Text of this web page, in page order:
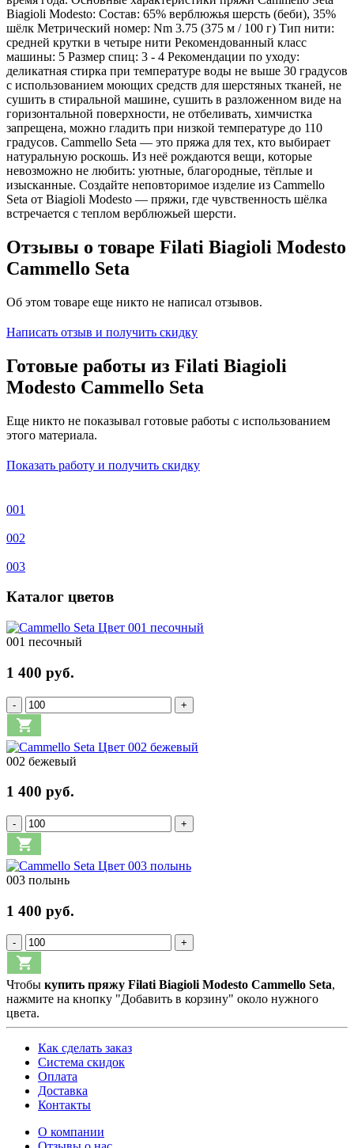
Biagioli Modesto: Состав: 65% верблюжья шерсть (беби), 35%
шёлк Метрический номер: Nm 3.75 (375 м / 100 г) Тип нити:
средней крутки в четыре нити Рекомендованный класс
машины: 5 Размер спиц: 3 - 4 Рекомендации по уходу:
деликатная стирка при температуре воды не выше 30 градусов
с использованием моющих средств для шерстяных тканей, не
сушить в стиральной машине, сушить в разложенном виде на
горизонтальной поверхности, не отбеливать, химчистка
запрещена, можно гладить при низкой температуре до 110
градусов. Cammello Seta — это пряжа для тех, кто выбирает
натуральную роскошь. Из неё рождаются вещи, которые
невозможно не любить: уютные, благородные, тёплые и
изысканные. Создайте неповторимое изделие из Cammello
Seta от Biagioli Modesto — пряжи, где чувственность шёлка
встречается с теплом верблюжьей шерсти.
Отзывы о товаре Filati Biagioli Modesto
Cammello Seta
Об этом товаре еще никто не написал отзывов.
Написать отзыв и получить скидку
Готовые работы из Filati Biagioli
Modesto Cammello Seta
Еще никто не показывал готовые работы с использованием
этого материала.
Показать работу и получить скидку
001
002
003
Каталог цветов
001 песочный
1 400 руб.
- +
002 бежевый
1 400 руб.
- +
003 полынь
1 400 руб.
- +
Чтобы купить пряжу Filati Biagioli Modesto Cammello Seta,
нажмите на кнопку "Добавить в корзину" около нужного
цвета.
Как сделать заказ
Система скидок
Оплата
Доставка
Контакты
О компании